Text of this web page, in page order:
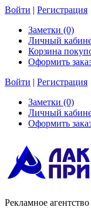
Войти | Регистрация
Заметки (0)
Личный
Корзина
Оформить
Войти | Регистрация
Заметки (0)
Личный
Оформить
Рекламное